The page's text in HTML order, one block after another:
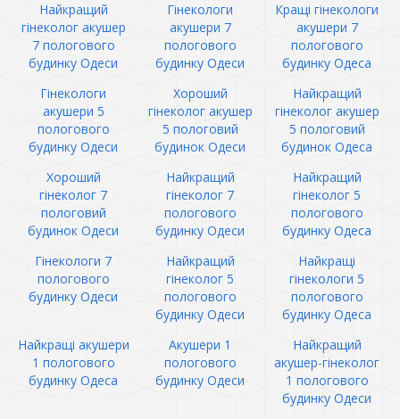
Найкращий
гінеколог акушер
7 пологового
будинку Одеси
Гінекологи
акушери 7
пологового
будинку Одеси
Кращі гінекологи
акушери 7
пологового
будинку Одеса
Гінекологи
акушери 5
пологового
будинку Одеси
Хороший
гінеколог акушер
5 пологовий
будинок Одеси
Найкращий
гінеколог акушер
5 пологовий
будинок Одеса
Хороший
гінеколог 7
пологовий
будинок Одеси
Найкращий
гінеколог 7
пологового
будинку Одеси
Найкращий
гінеколог 5
пологового
будинку Одеса
Гінекологи 7
пологового
будинку Одеси
Найкращий
гінеколог 5
пологового
будинку Одеси
Найкращі
гінекологи 5
пологового
будинку Одеса
Найкращі акушери
1 пологового
будинку Одеса
Акушери 1
пологового
будинку Одеси
Найкращий
акушер-гінеколог
1 пологового
будинку Одеси